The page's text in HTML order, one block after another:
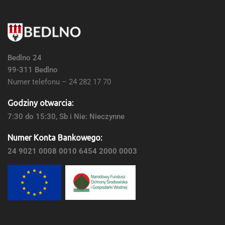
Bedlno 24
99-311 Bedlno
Numer telefonu – 24 282 17 70
Godziny otwarcia:
7:30 do 15:30, Sb i Nie: Nieczynne
Numer Konta Bankowego:
24 9021 0008 0010 6454 2000 0003